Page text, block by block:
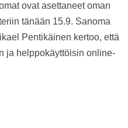
ovat asettaneet oman
tänään 15.9. Sanoma
Pentikäinen kertoo, että
ja helppokäyttöisin online-